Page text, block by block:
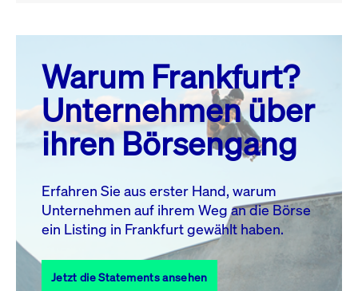
August 26
MO. DI. MI. DO. FR. SA. SO.
1
2
3
4 5 6 7 8
10 11 13 14
17
18 19 20 21 22
23
27 28
31
Warum Frankfurt?
Unternehmen über
ihren Börsengang
Erfahren Sie aus erster Hand, warum
Unternehmen auf ihrem Weg an die Börse
ein Listing in Frankfurt gewählt haben.
Jetzt die Statements ansehen